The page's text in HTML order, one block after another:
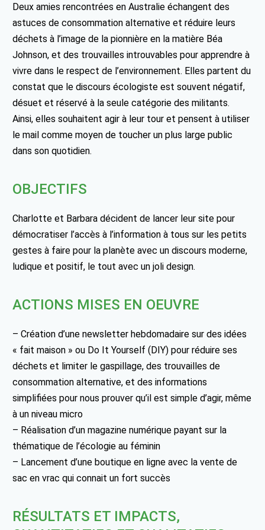
Deux amies rencontrées en Australie échangent des
astuces de consommation alternative et réduire leurs
déchets à l’image de la pionnière en la matière Béa
Johnson, et des trouvailles introuvables pour apprendre à
vivre dans le respect de l’environnement. Elles partent du
constat que le discours écologiste est souvent négatif,
désuet et réservé à la seule catégorie des militants.
Ainsi, elles souhaitent agir à leur tour et pensent à utiliser
le mail comme moyen de toucher un plus large public
dans son quotidien.
OBJECTIFS
Charlotte et Barbara décident de lancer leur site pour
démocratiser l’accès à l’information à tous sur les petits
gestes à faire pour la planète avec un discours moderne,
ludique et positif, le tout avec un joli design.
ACTIONS MISES EN OEUVRE
– Création d’une newsletter hebdomadaire sur des idées
« fait maison » ou Do It Yourself (DIY) pour réduire ses
déchets et limiter le gaspillage, des trouvailles de
consommation alternative, et des informations
simplifiées pour nous prouver qu’il est simple d’agir, même
à un niveau micro
– Réalisation d’un magazine numérique payant sur la
thématique de l’écologie au féminin
– Lancement d’une boutique en ligne avec la vente de
sac en vrac qui connait un fort succès
RÉSULTATS ET IMPACTS,